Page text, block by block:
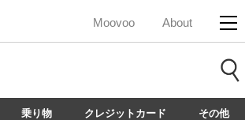
Moovoo About
乗り物 クレジットカード その他